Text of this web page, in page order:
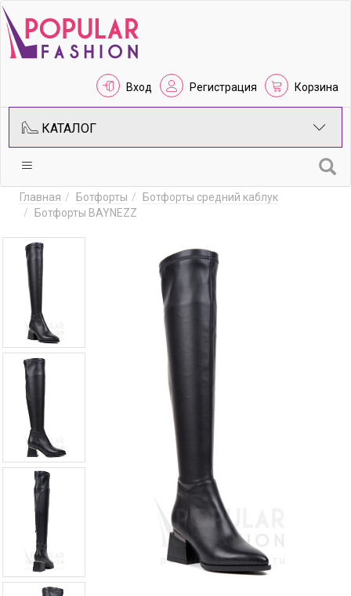
Вход Регистрация Корзина
КАТАЛОГ
Главная Ботфорты
Ботфорты средний каблук
Ботфорты BAYNEZZ